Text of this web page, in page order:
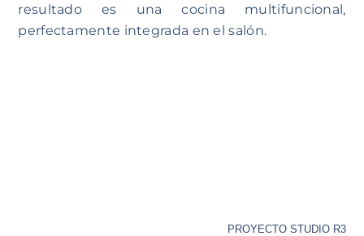
resultado es una cocina multifuncional,
perfectamente integrada en el salón.
PROYECTO STUDIO R3